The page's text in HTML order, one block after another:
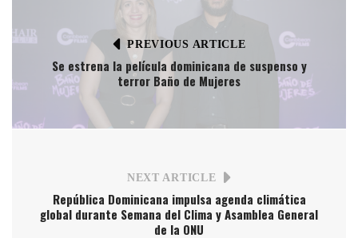
PREVIOUS ARTICLE
Se estrena la película dominicana de suspenso y
terror Baño de Mujeres
NEXT ARTICLE
República Dominicana impulsa agenda climática
global durante Semana del Clima y Asamblea General
de la ONU